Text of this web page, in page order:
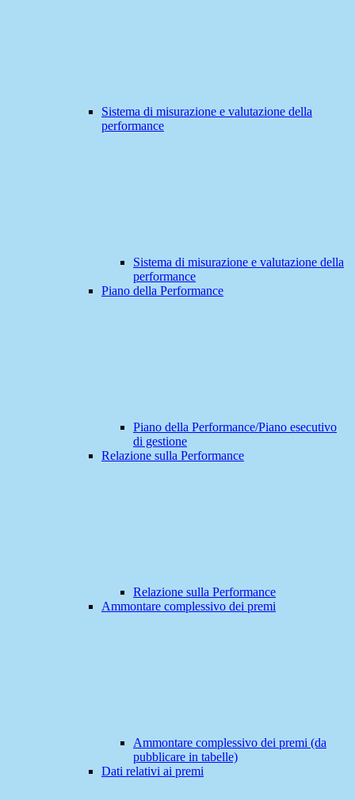
Sistema di misurazione e valutazione della
performance
Sistema di misurazione e valutazione della
performance
Piano della Performance
Piano della Performance/Piano esecutivo
di gestione
Relazione sulla Performance
Relazione sulla Performance
Ammontare complessivo dei premi
Ammontare complessivo dei premi (da
pubblicare in tabelle)
Dati relativi ai premi